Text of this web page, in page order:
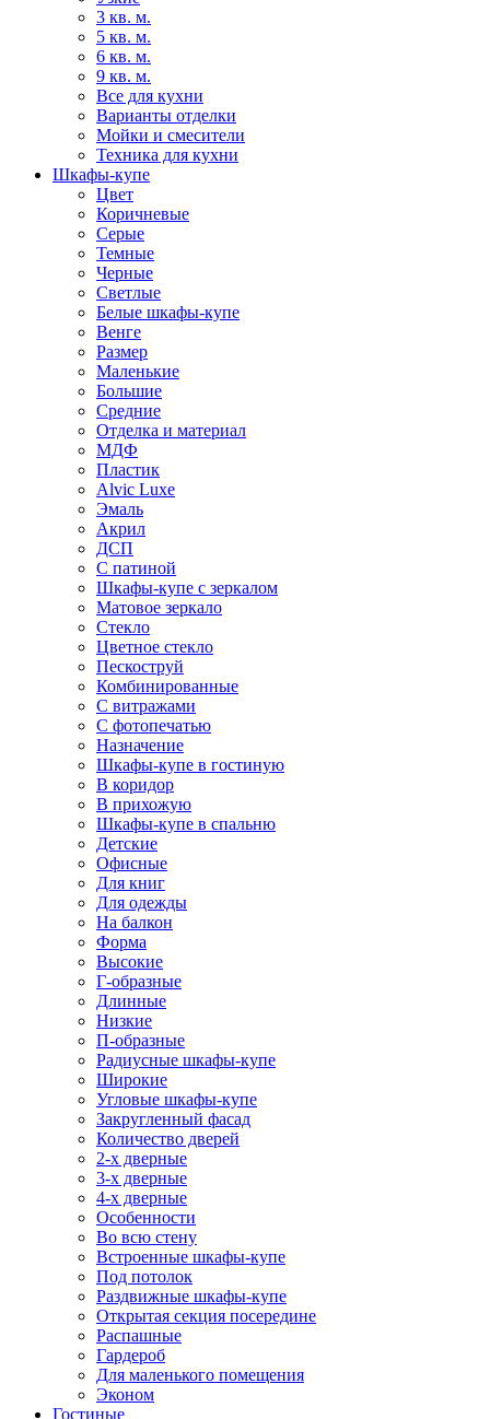
3 кв. м.
5 кв. м.
6 кв. м.
9 кв. м.
Все для кухни
Варианты отделки
Мойки и смесители
Техника для кухни
Шкафы-купе
Цвет
Коричневые
Серые
Темные
Черные
Светлые
Белые шкафы-купе
Венге
Размер
Маленькие
Большие
Средние
Отделка и материал
МДФ
Пластик
Alvic Luxe
Эмаль
Акрил
ДСП
С патиной
Шкафы-купе с зеркалом
Матовое зеркало
Стекло
Цветное стекло
Пескоструй
Комбинированные
С витражами
С фотопечатью
Назначение
Шкафы-купе в гостиную
В коридор
В прихожую
Шкафы-купе в спальню
Детские
Офисные
Для книг
Для одежды
На балкон
Форма
Высокие
Г-образные
Длинные
Низкие
П-образные
Радиусные шкафы-купе
Широкие
Угловые шкафы-купе
Закругленный фасад
Количество дверей
2-х дверные
3-х дверные
4-х дверные
Особенности
Во всю стену
Встроенные шкафы-купе
Под потолок
Раздвижные шкафы-купе
Открытая секция посередине
Распашные
Гардероб
Для маленького помещения
Эконом
Гостиные